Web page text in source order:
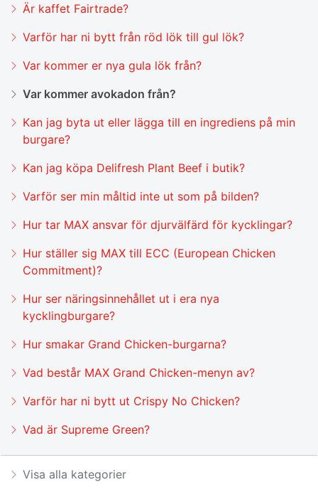
Är kaffet Fairtrade?
Varför har ni bytt från röd lök till gul lök?
Var kommer er nya gula lök från?
Var kommer avokadon från?
Kan jag byta ut eller lägga till en ingrediens på min
burgare?
Kan jag köpa Delifresh Plant Beef i butik?
Varför ser min måltid inte ut som på bilden?
Hur tar MAX ansvar för djurvälfärd för kycklingar?
Hur ställer sig MAX till ECC (European Chicken
Commitment)?
Hur ser näringsinnehållet ut i era nya
kycklingburgare?
Hur smakar Grand Chicken-burgarna?
Vad består MAX Grand Chicken-menyn av?
Varför har ni bytt ut Crispy No Chicken?
Vad är Supreme Green?
Visa alla kategorier